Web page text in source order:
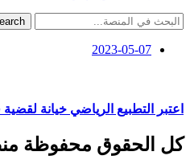
2023-05-07
اعتبر التطبيع الرياضي خيانة لقضية فلسطين…10/10 للملاكم الجزائري إسلام
كل الحقوق محفوظة منصة